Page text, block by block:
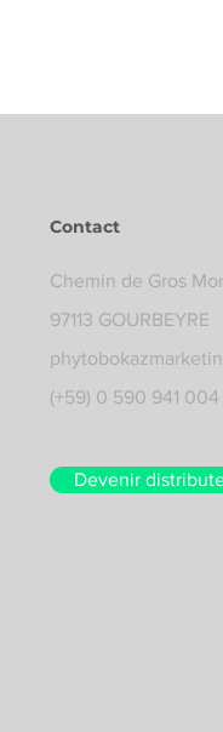
Contact
Chemin de Gros
97113 GOURBEYRE
(+59) 0 590 941 004
Devenir